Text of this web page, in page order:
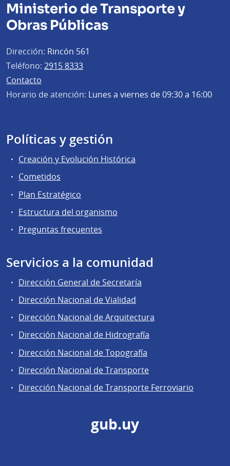
Ministerio de Transporte y
Obras Públicas
Dirección: Rincón 561
Teléfono: 2915 8333
Contacto
Horario de atención: Lunes a viernes de 09:30 a 16:00
Políticas y gestión
Creación y Evolución Histórica
Cometidos
Plan Estratégico
Estructura del organismo
Preguntas frecuentes
Servicios a la comunidad
Dirección General de Secretaría
Dirección Nacional de Vialidad
Dirección Nacional de Arquitectura
Dirección Nacional de Hidrografía
Dirección Nacional de Topografía
Dirección Nacional de Transporte
Dirección Nacional de Transporte Ferroviario
gub.uy